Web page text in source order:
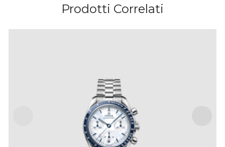
Prodotti Correlati
SPEEDMASTER 38 MILANO CORTINA 2026 CO-
AXIAL CHRONOMETER CHRONOGRAPH 38 MM
6,800.00 IVA Inclusa